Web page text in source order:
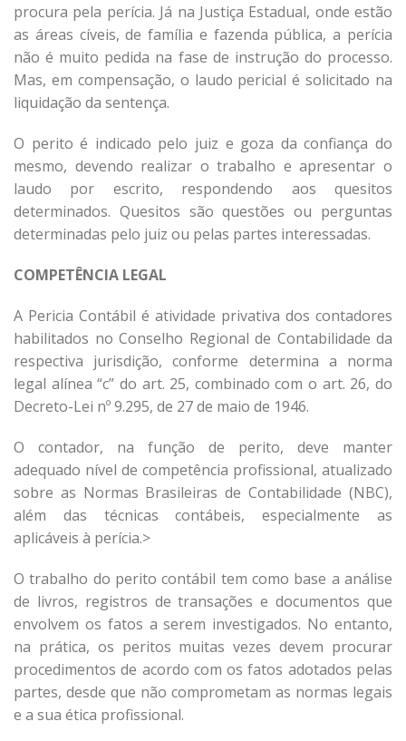
procura pela perícia. Já na Justiça Estadual, onde estão
as áreas cíveis, de família e fazenda pública, a perícia
não é muito pedida na fase de instrução do processo.
Mas, em compensação, o laudo pericial é solicitado na
liquidação da sentença.
O perito é indicado pelo juiz e goza da confiança do
mesmo, devendo realizar o trabalho e apresentar o
laudo por escrito, respondendo aos quesitos
determinados. Quesitos são questões ou perguntas
determinadas pelo juiz ou pelas partes interessadas.
COMPETÊNCIA LEGAL
A Pericia Contábil é atividade privativa dos contadores
habilitados no Conselho Regional de Contabilidade da
respectiva jurisdição, conforme determina a norma
legal alínea “c” do art. 25, combinado com o art. 26, do
Decreto-Lei nº 9.295, de 27 de maio de 1946.
O contador, na função de perito, deve manter
adequado nível de competência profissional, atualizado
sobre as Normas Brasileiras de Contabilidade (NBC),
além das técnicas contábeis, especialmente as
aplicáveis à perícia.>
O trabalho do perito contábil tem como base a análise
de livros, registros de transações e documentos que
envolvem os fatos a serem investigados. No entanto,
na prática, os peritos muitas vezes devem procurar
procedimentos de acordo com os fatos adotados pelas
partes, desde que não comprometam as normas legais
e a sua ética profissional.